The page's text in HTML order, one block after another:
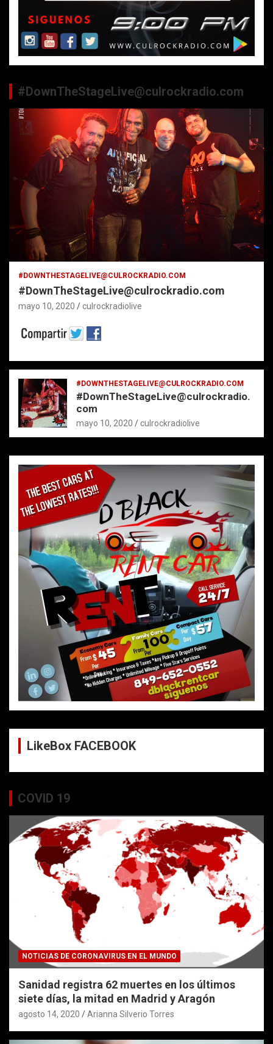
#DownTheStageLive@culrockradio.com
#DOWNTHESTAGELIVE@CULROCKRADIO.COM
#DownTheStageLive@culrockradio.com
mayo 10, 2020 culrockradiolive
#DOWNTHESTAGELIVE@CULROCKRADIO.COM
#DownTheStageLive@culrockradio.
com
mayo 10, 2020 culrockradiolive
LikeBox FACEBOOK
COVID 19
NOTICIAS DE CORONAVIRUS EN EL MUNDO
Sanidad registra 62 muertes en los últimos
siete días, la mitad en Madrid y Aragón
agosto 14, 2020 Arianna Silverio Torres